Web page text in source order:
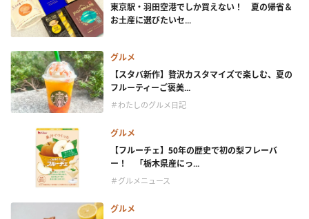
東京駅・羽田空港でしか買えない！ 夏の帰省＆
お土産に選びたいセ...
グルメ
【スタバ新作】贅沢カスタマイズで楽しむ、夏の
フルーティーご褒美...
＃わたしのグルメ日記
グルメ
【フルーチェ】50年の歴史で初の梨フレーバ
ー！ 「栃木県産にっ...
＃グルメニュース
グルメ